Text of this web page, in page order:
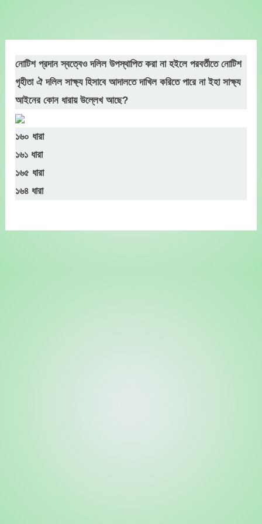
নোটিশ প্রদান স্বত্বেও দলিল উপস্থাপিত করা না হইলে পরবর্তীতে নোটিশ
গৃহীতা ঐ দলিল সাক্ষ্য হিসাবে আদালতে দাখিল করিতে পারে না ইহা সাক্ষ্য
আইনের কোন ধারায় উল্লেখ আছে?
১৬০ ধারা
১৬১ ধারা
১৬৫ ধারা
১৬৪ ধারা